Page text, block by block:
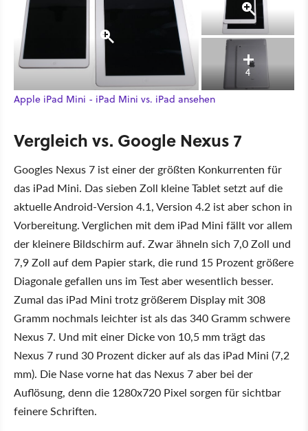
4
Apple iPad Mini - iPad Mini vs. iPad ansehen
Vergleich vs. Google Nexus 7
Googles Nexus 7 ist einer der größten Konkurrenten für
das iPad Mini. Das sieben Zoll kleine Tablet setzt auf die
aktuelle Android-Version 4.1, Version 4.2 ist aber schon in
Vorbereitung. Verglichen mit dem iPad Mini fällt vor allem
der kleinere Bildschirm auf. Zwar ähneln sich 7,0 Zoll und
7,9 Zoll auf dem Papier stark, die rund 15 Prozent größere
Diagonale gefallen uns im Test aber wesentlich besser.
Zumal das iPad Mini trotz größerem Display mit 308
Gramm nochmals leichter ist als das 340 Gramm schwere
Nexus 7. Und mit einer Dicke von 10,5 mm trägt das
Nexus 7 rund 30 Prozent dicker auf als das iPad Mini (7,2
mm). Die Nase vorne hat das Nexus 7 aber bei der
Auflösung, denn die 1280x720 Pixel sorgen für sichtbar
feinere Schriften.